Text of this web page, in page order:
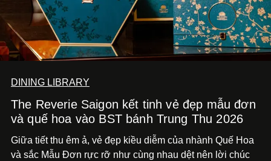
DINING LIBRARY
The Reverie Saigon kết tinh vẻ đẹp mẫu đơn
và quế hoa vào BST bánh Trung Thu 2026
Giữa tiết thu êm ả, vẻ đẹp kiều diễm của nhành Quế Hoa
và sắc Mẫu Đơn rực rỡ như cùng nhau dệt nên lời chúc